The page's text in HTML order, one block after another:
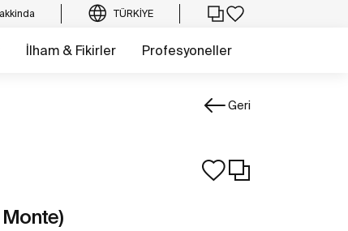
TÜRKIYE
İlham & Fikirler Profesyoneller
Geri
Monte)